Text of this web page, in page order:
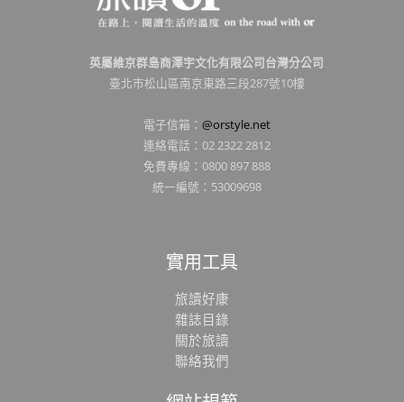
英屬維京群島商澤宇文化有限公司台灣分公司
臺北市松山區南京東路三段287號10樓
電子信箱： @orstyle.net
連絡電話：02 2322 2812
免費專線：0800 897 888
統一編號：53009698
實用工具
旅讀好康
雜誌目錄
關於旅讀
聯絡我們